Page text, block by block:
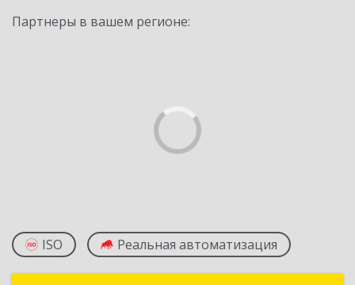
Партнеры в вашем регионе:
ISO Реальная автоматизация